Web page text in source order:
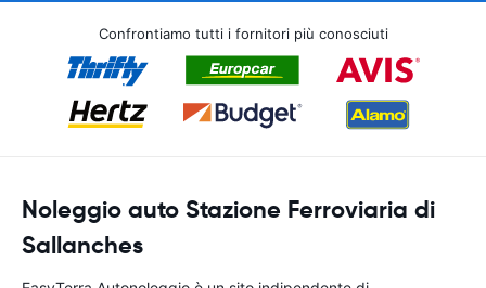
Confrontiamo tutti i fornitori più conosciuti
Noleggio auto Stazione Ferroviaria di
Sallanches